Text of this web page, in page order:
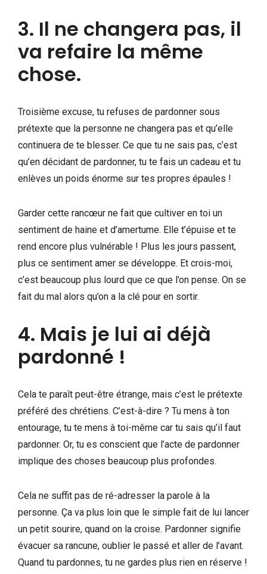
3. Il ne changera pas, il
va refaire la même
chose.
Troisième excuse, tu refuses de pardonner sous
prétexte que la personne ne changera pas et qu’elle
continuera de te blesser. Ce que tu ne sais pas, c’est
qu’en décidant de pardonner, tu te fais un cadeau et tu
enlèves un poids énorme sur tes propres épaules !
Garder cette rancœur ne fait que cultiver en toi un
sentiment de haine et d’amertume. Elle t’épuise et te
rend encore plus vulnérable ! Plus les jours passent,
plus ce sentiment amer se développe. Et crois-moi,
c’est beaucoup plus lourd que ce que l’on pense. On se
fait du mal alors qu’on a la clé pour en sortir.
4. Mais je lui ai déjà
pardonné !
Cela te paraît peut-être étrange, mais c’est le prétexte
préféré des chrétiens. C’est-à-dire ? Tu mens à ton
entourage, tu te mens à toi-même car tu sais qu’il faut
pardonner. Or, tu es conscient que l’acte de pardonner
implique des choses beaucoup plus profondes.
Cela ne suffit pas de ré-adresser la parole à la
personne. Ça va plus loin que le simple fait de lui lancer
un petit sourire, quand on la croise. Pardonner signifie
évacuer sa rancune, oublier le passé et aller de l’avant.
Quand tu pardonnes, tu ne gardes plus rien en réserve !